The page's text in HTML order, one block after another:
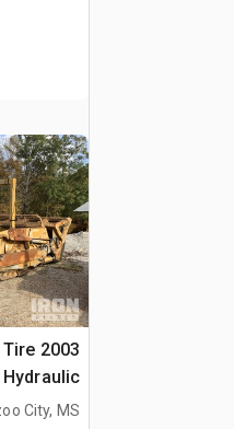
Tire
Hydraulic جراف ساحب
City, MS